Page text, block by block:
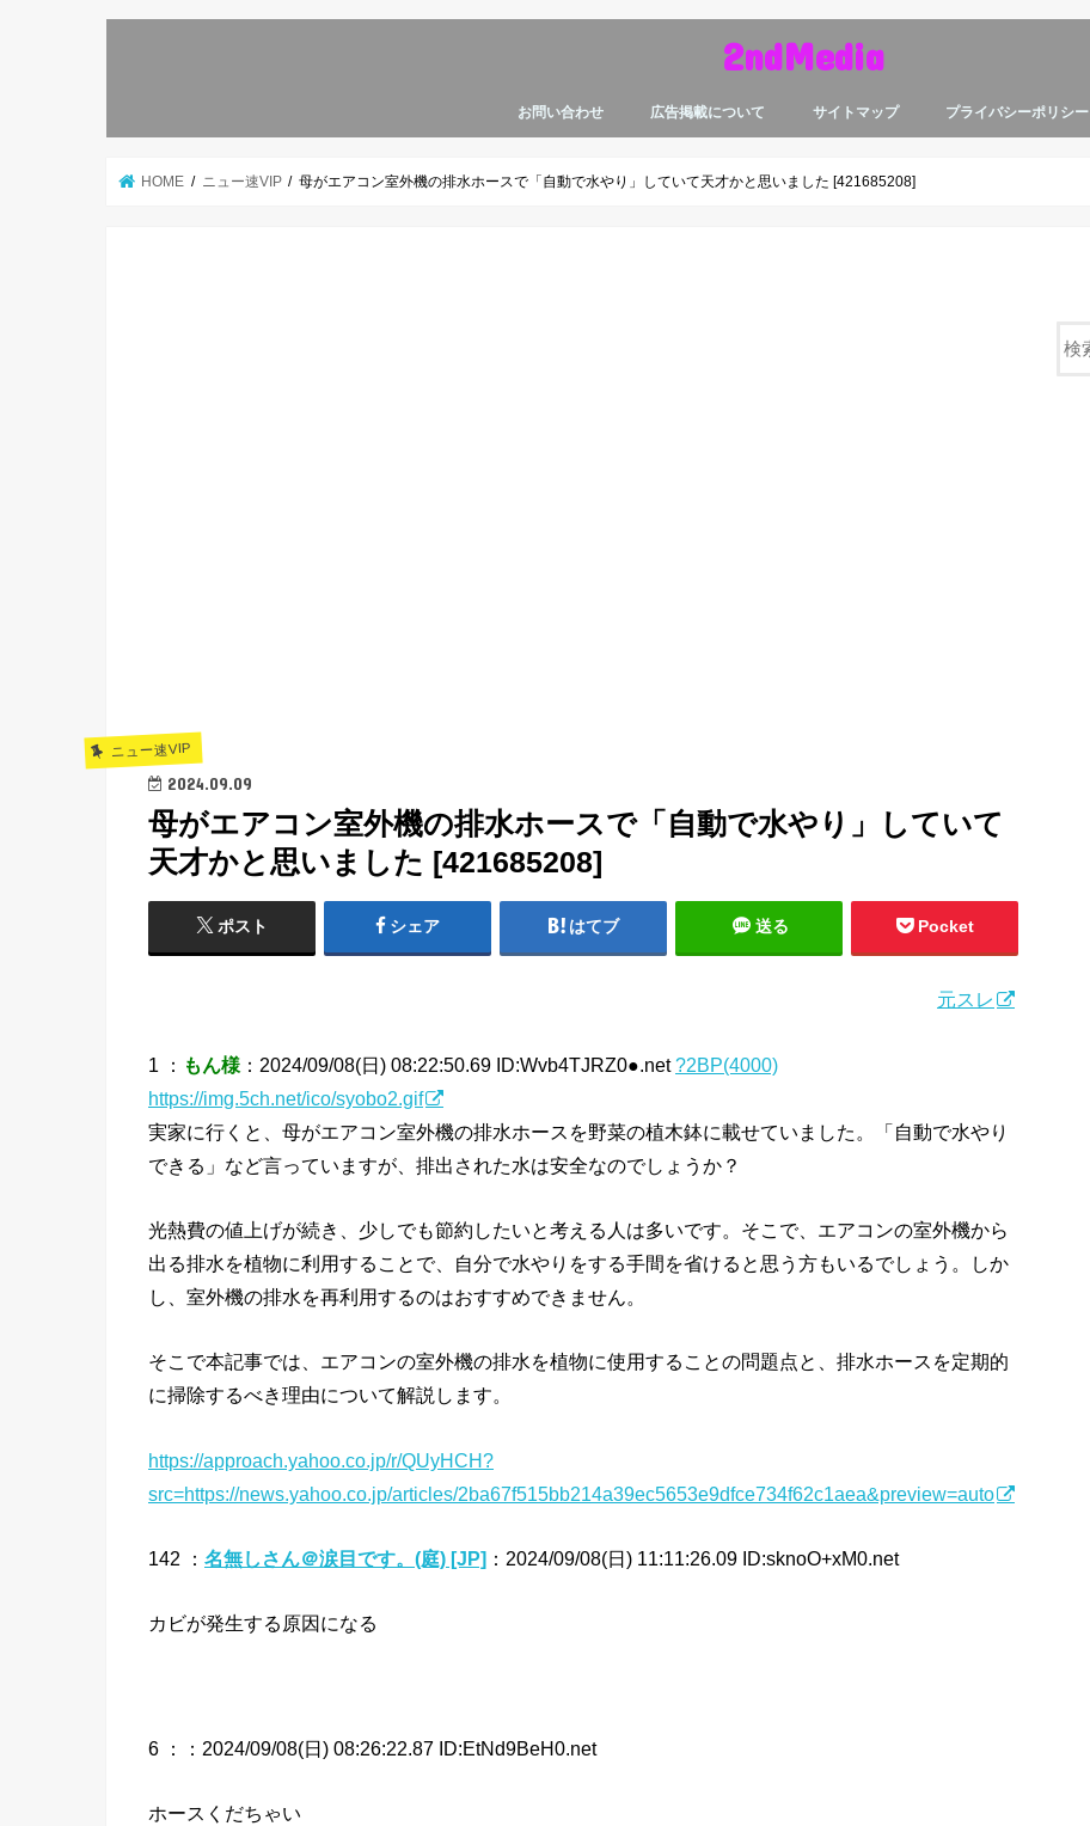
2ndMedia
お問い合わせ 広告掲載について サイトマップ プライバシーポリシー
HOME ニュー速VIP 母がエアコン室外機の排水ホースで「自動で水やり」していて天才かと思いました [421685208]
ニュー速VIP
2024.09.09
母がエアコン室外機の排水ホースで「自動で水やり」していて
天才かと思いました [421685208]
ポスト シェア はてブ 送る Pocket
元スレ
1 ： もん様 ：2024/09/08(日) 08:22:50.69 ID:Wvb4TJRZ0●.net?2BP(4000)
https://img.5ch.net/ico/syobo2.gif
実家に行くと、母がエアコン室外機の排水ホースを野菜の植木鉢に載せていました。「自動で水やり
できる」など言っていますが、排出された水は安全なのでしょうか？
光熱費の値上げが続き、少しでも節約したいと考える人は多いです。そこで、エアコンの室外機から
出る排水を植物に利用することで、自分で水やりをする手間を省けると思う方もいるでしょう。しか
し、室外機の排水を再利用するのはおすすめできません。
そこで本記事では、エアコンの室外機の排水を植物に使用することの問題点と、排水ホースを定期的
に掃除するべき理由について解説します。
https://approach.yahoo.co.jp/r/QUyHCH?
src=https://news.yahoo.co.jp/articles/2ba67f515bb214a39ec5653e9dfce734f62c1aea&preview=auto
142 ： 名無しさん＠涙目です。(庭) [JP] ：2024/09/08(日) 11:11:26.09 ID:sknoO+xM0.net
カビが発生する原因になる
6 ： ：2024/09/08(日) 08:26:22.87 ID:EtNd9BeH0.net
ホースくだちゃい